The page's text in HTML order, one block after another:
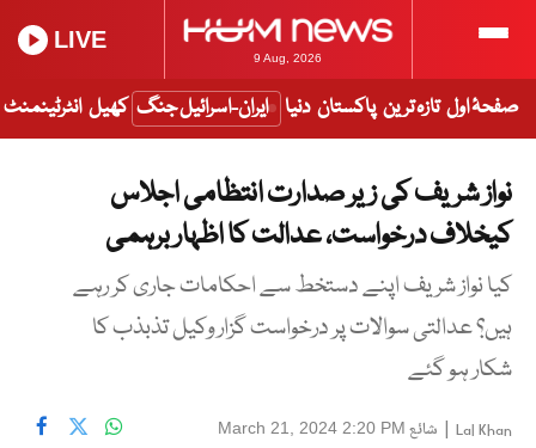
9 Aug, 2026
LIVE
صفحۂ اول تازہ ترین پاکستان دنیا ایران-اسرائیل جنگ کھیل انٹرٹینمنٹ
نواز شریف کی زیر صدارت انتظامی اجلاس
کیخلاف درخواست، عدالت کا اظہار برہمی
کیا نواز شریف اپنے دستخط سے احکامات جاری کر رہے
ہیں؟ عدالتی سوالات پر درخواست گزار وکیل تذبذب کا
شکار ہو گئے
Lal Khan
| شائع March 21, 2024 2:20 PM